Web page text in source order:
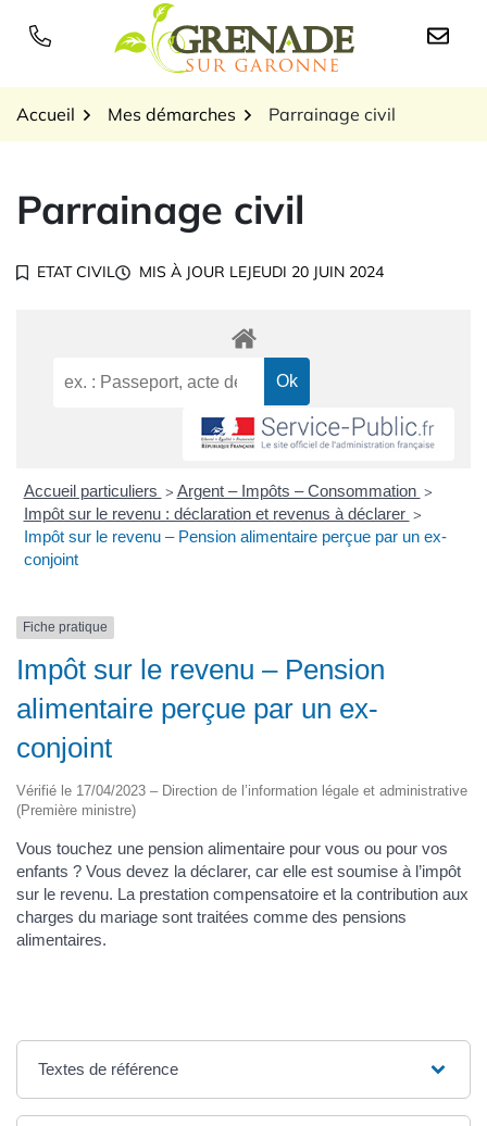
Logo Grenade sur
Accueil Mes démarches Parrainage civil
Parrainage civil
ETAT CIVIL MIS À JOUR LEJEUDI 20 JUIN 2024
Accueil particuliers > Argent – Impôts – Consommation >
Impôt sur le revenu : déclaration et revenus à déclarer >
Impôt sur le revenu – Pension alimentaire perçue par un ex-
conjoint
Fiche pratique
Impôt sur le revenu – Pension
alimentaire perçue par un ex-
conjoint
Vérifié le 17/04/2023 – Direction de l’information légale et administrative
(Première ministre)
Vous touchez une pension alimentaire pour vous ou pour vos
enfants ? Vous devez la déclarer, car elle est soumise à l’impôt
sur le revenu. La prestation compensatoire et la contribution aux
charges du mariage sont traitées comme des pensions
alimentaires.
Textes de référence